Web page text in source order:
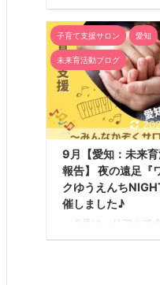
作を開催しました
日（土）に5感を育
として、「栗を作ろ
でした。対象が小学
たので、材料だけ用
自主性を大事にしな
っていきました。お
りしながら、色々な
確かめながら少しず
メージが膨らんだよ
す。ボンドが一つし
ったので、貸し借り
シャクした所もあり
が、それも、子ども
解決方法が見つかる
子育て支援サロン 愛知
未来育活動ブログ
9月【愛知：未来
報告】 夜の遠足『
クゆうえんち
催しました♪
9月は、リアルで
よ♪名古屋市の日本